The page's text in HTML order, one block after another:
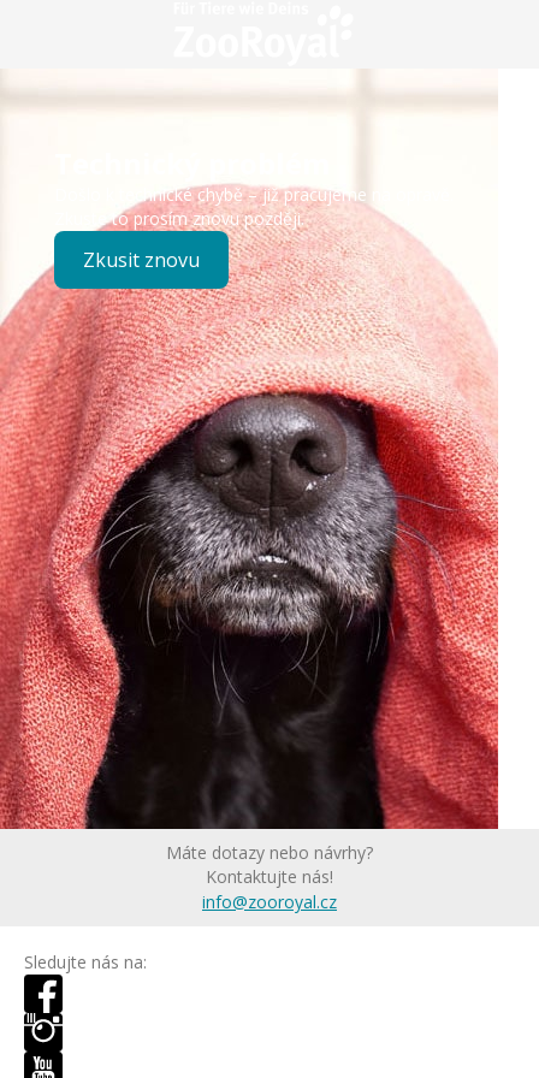
Došlo k technické chybě – již pracujeme na opravě.
Zkuste to prosím znovu později.
Zkusit znovu
Máte dotazy nebo návrhy?
Kontaktujte nás!
info@zooroyal.cz
Sledujte nás na: